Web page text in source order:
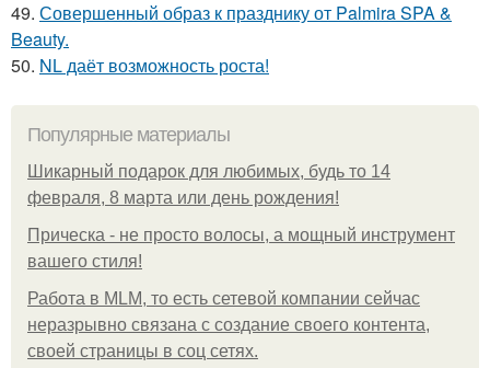
49. Совершенный образ к празднику от Palmira SPA &
Beauty.
50. NL даёт возможность роста!
Популярные материалы
Шикарный подарок для любимых, будь то 14
февраля, 8 марта или день рождения!
Прическа - не просто волосы, а мощный инструмент
вашего стиля!
Работа в MLM, то есть сетевой компании сейчас
неразрывно связана с создание своего контента,
своей страницы в соц сетях.